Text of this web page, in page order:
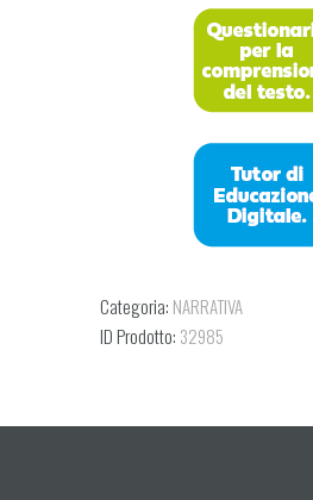
Categoria: NARRATIVA
ID Prodotto: 32985